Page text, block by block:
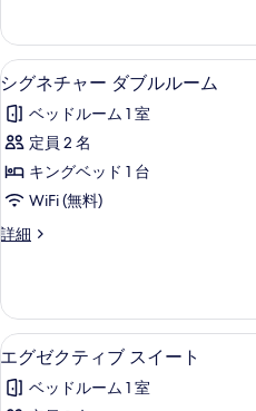
写
真
を
表
示
す
ム
の
す
べ
て
の
写
真
示
す
る
ー
ル
ー
の
詳
シ
グ
ネ
チ
ャ
ダ
ル
ル
ー
ム
8
シグネチャー ダブルルーム
ベッドルーム 1 室
定員 2 名
キングベッド 1 台
WiFi (無料)
詳細
シ
ャ
ー
ダ
ル
エ
グ
ゼ
10
エグゼクティブ スイート
ベッドルーム 1 室